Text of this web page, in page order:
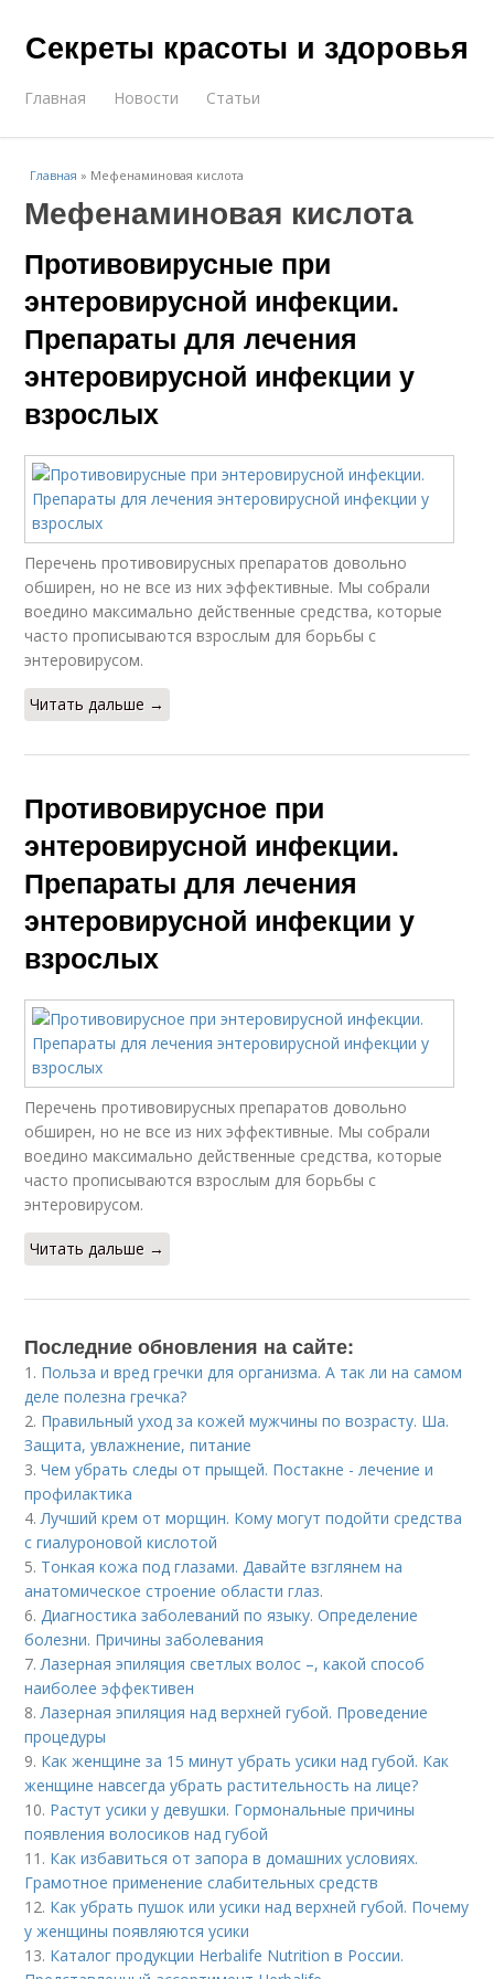
Секреты красоты и здоровья
Главная Новости Статьи
Главная » Мефенаминовая кислота
Мефенаминовая кислота
Противовирусные при
энтеровирусной инфекции.
Препараты для лечения
энтеровирусной инфекции у
взрослых
Перечень противовирусных препаратов довольно
обширен, но не все из них эффективные. Мы собрали
воедино максимально действенные средства, которые
часто прописываются взрослым для борьбы с
энтеровирусом.
Читать дальше →
Противовирусное при
энтеровирусной инфекции.
Препараты для лечения
энтеровирусной инфекции у
взрослых
Перечень противовирусных препаратов довольно
обширен, но не все из них эффективные. Мы собрали
воедино максимально действенные средства, которые
часто прописываются взрослым для борьбы с
энтеровирусом.
Читать дальше →
Последние обновления на сайте:
1. Польза и вред гречки для организма. А так ли на самом
деле полезна гречка?
2. Правильный уход за кожей мужчины по возрасту. Ша.
Защита, увлажнение, питание
3.Чем убрать следы от прыщей. Постакне - лечение и
профилактика
4.Лучший крем от морщин. Кому могут подойти средства
с гиалуроновой кислотой
5. Тонкая кожа под глазами. Давайте взглянем на
анатомическое строение области глаз.
6.Диагностика заболеваний по языку. Определение
болезни. Причины заболевания
7.Лазерная эпиляция светлых волос –, какой способ
наиболее эффективен
8.Лазерная эпиляция над верхней губой. Проведение
процедуры
9. Как женщине за 15 минут убрать усики над губой. Как
женщине навсегда убрать растительность на лице?
10. Растут усики у девушки. Гормональные причины
появления волосиков над губой
11. Как избавиться от запора в домашних условиях.
Грамотное применение слабительных средств
12. Как убрать пушок или усики над верхней губой. Почему
у женщины появляются усики
13. Каталог продукции Herbalife Nutrition в России.